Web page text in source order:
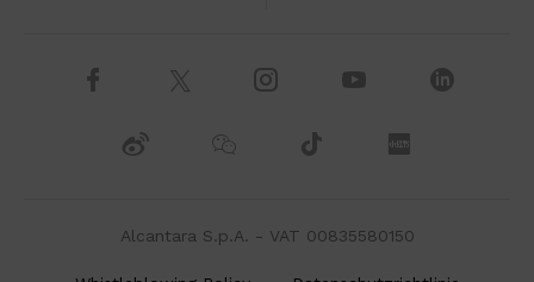
Alcantara S.p.A. - VAT 00835580150